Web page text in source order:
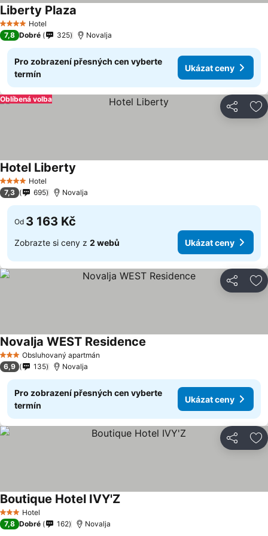
4 Počet hvězdiček
Hotel
Liberty Plaza
7,8 Dobré 325 Novalja
Pro zobrazení přesných cen vyberte
termín
Ukázat ceny
Sdílet
Oblíbená volba
4 Počet hvězdiček
Hotel
Hotel Liberty
7,3 695 Novalja
Od 3 163 Kč
Zobrazte si ceny z 2 webů Ukázat ceny
Sdílet
3 Počet hvězdiček
Obsluhovaný apartmán
Novalja WEST Residence
6,9 135 Novalja
Pro zobrazení přesných cen vyberte
termín
Ukázat ceny
Sdílet
3 Počet hvězdiček
Hotel
Boutique Hotel IVY'ZUkázat ceny
7,8 Dobré 162 Novalja